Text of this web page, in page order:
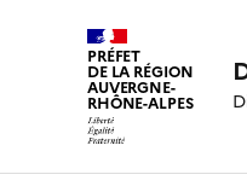
PRÉFET
DE LA RÉGION
AUVERGNE-
RHÔNE-ALPES